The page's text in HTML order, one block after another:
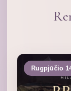
Rugpjūčio